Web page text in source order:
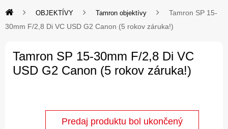
OBJEKTÍVY Tamron objektívy
Tamron SP 15-
30mm F/2,8 Di VC USD G2 Canon (5 rokov záruka!)
Tamron SP 15-30mm F/2,8 Di VC
USD G2 Canon (5 rokov záruka!)